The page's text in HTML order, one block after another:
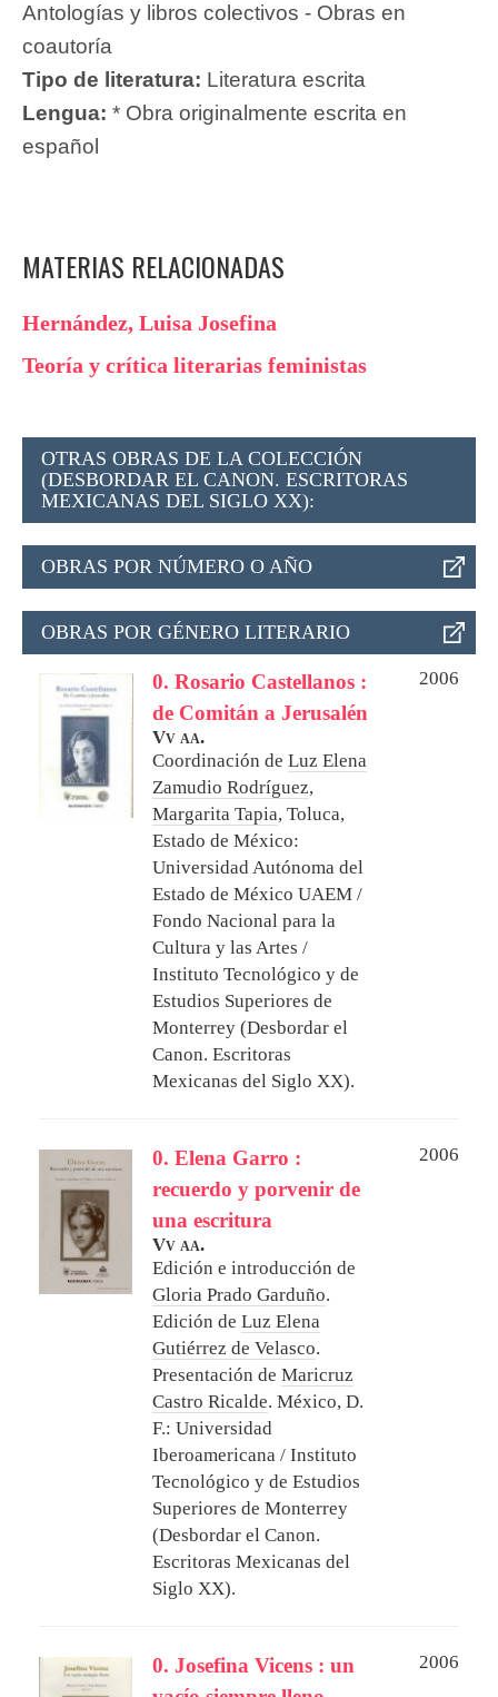
Antologías y libros colectivos - Obras en
coautoría
Tipo de literatura: Literatura escrita
Lengua: * Obra originalmente escrita en
español
MATERIAS RELACIONADAS
Hernández, Luisa Josefina
Teoría y crítica literarias feministas
OTRAS OBRAS DE LA COLECCIÓN
(DESBORDAR EL CANON. ESCRITORAS
MEXICANAS DEL SIGLO XX):
OBRAS POR NÚMERO O AÑO
OBRAS POR GÉNERO LITERARIO
0. Rosario Castellanos :
de Comitán a Jerusalén
2006
Vv aa.
Coordinación de Luz Elena
Zamudio Rodríguez,
Margarita Tapia, Toluca,
Estado de México:
Universidad Autónoma del
Estado de México UAEM /
Fondo Nacional para la
Cultura y las Artes /
Instituto Tecnológico y de
Estudios Superiores de
Monterrey (Desbordar el
Canon. Escritoras
Mexicanas del Siglo XX).
0. Elena Garro :
recuerdo y porvenir de
una escritura
2006
Vv aa.
Edición e introducción de
Gloria Prado Garduño.
Edición de Luz Elena
Gutiérrez de Velasco.
Presentación de Maricruz
Castro Ricalde. México, D.
F.: Universidad
Iberoamericana / Instituto
Tecnológico y de Estudios
Superiores de Monterrey
(Desbordar el Canon.
Escritoras Mexicanas del
Siglo XX).
0. Josefina Vicens : un
2006